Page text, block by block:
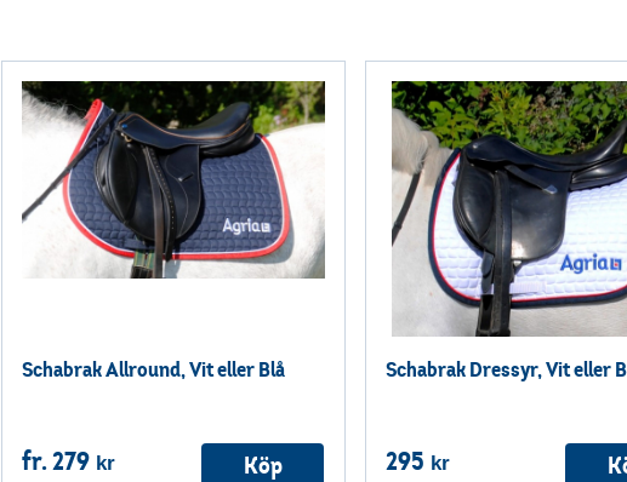
Schabrak Allround, Vit eller Blå
fr. 279 kr Köp
Schabrak Dressyr, Vit eller
295 kr